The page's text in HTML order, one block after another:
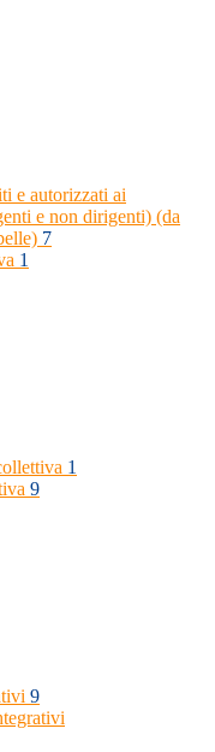
e autorizzati ai
e non dirigenti) (da
7
1
1
9
9